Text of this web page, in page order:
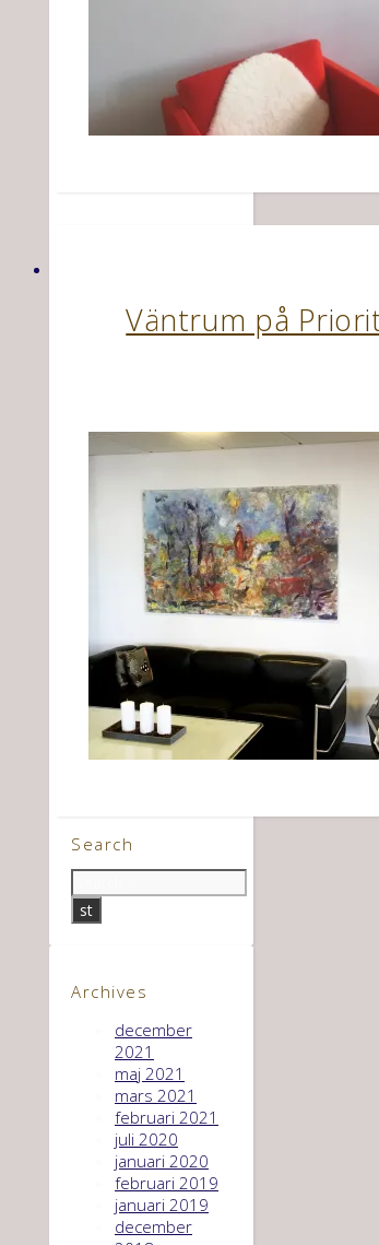
Väntrum på
Search
Archives
december
2021
maj 2021
mars 2021
februari 2021
juli 2020
januari 2020
februari 2019
januari 2019
december